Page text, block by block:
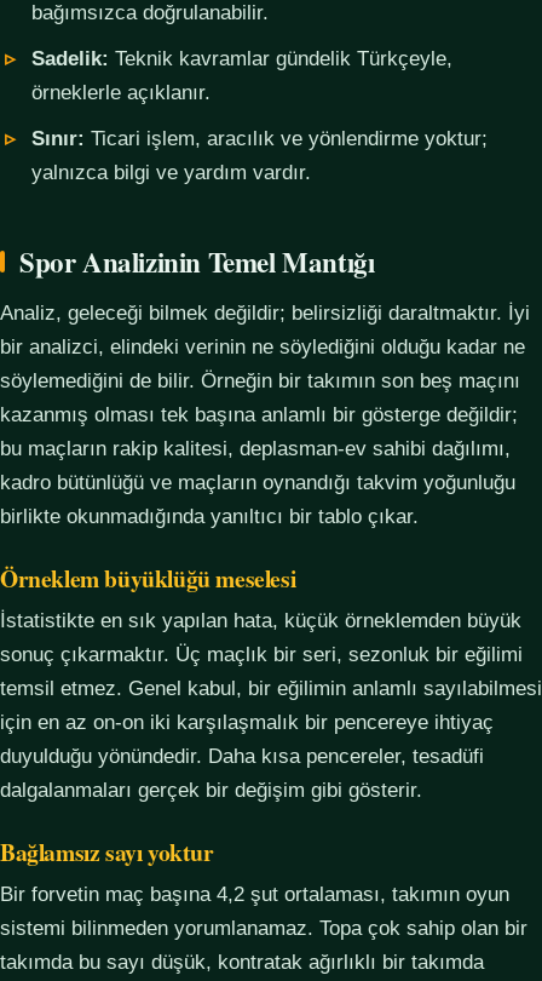
bağımsızca doğrulanabilir.
Sadelik: Teknik kavramlar gündelik Türkçeyle,
örneklerle açıklanır.
Sınır: Ticari işlem, aracılık ve yönlendirme yoktur;
yalnızca bilgi ve yardım vardır.
Spor Analizinin Temel Mantığı
Analiz, geleceği bilmek değildir; belirsizliği daraltmaktır. İyi
bir analizci, elindeki verinin ne söylediğini olduğu kadar ne
söylemediğini de bilir. Örneğin bir takımın son beş maçını
kazanmış olması tek başına anlamlı bir gösterge değildir;
bu maçların rakip kalitesi, deplasman-ev sahibi dağılımı,
kadro bütünlüğü ve maçların oynandığı takvim yoğunluğu
birlikte okunmadığında yanıltıcı bir tablo çıkar.
Örneklem büyüklüğü meselesi
İstatistikte en sık yapılan hata, küçük örneklemden büyük
sonuç çıkarmaktır. Üç maçlık bir seri, sezonluk bir eğilimi
temsil etmez. Genel kabul, bir eğilimin anlamlı sayılabilmesi
için en az on-on iki karşılaşmalık bir pencereye ihtiyaç
duyulduğu yönündedir. Daha kısa pencereler, tesadüfi
dalgalanmaları gerçek bir değişim gibi gösterir.
Bağlamsız sayı yoktur
Bir forvetin maç başına 4,2 şut ortalaması, takımın oyun
sistemi bilinmeden yorumlanamaz. Topa çok sahip olan bir
takımda bu sayı düşük, kontratak ağırlıklı bir takımda